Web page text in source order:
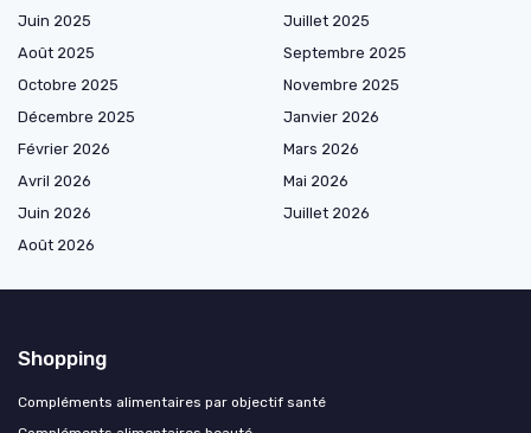
Juin 2025
Juillet 2025
Août 2025
Septembre 2025
Octobre 2025
Novembre 2025
Décembre 2025
Janvier 2026
Février 2026
Mars 2026
Avril 2026
Mai 2026
Juin 2026
Juillet 2026
Août 2026
Shopping
Compléments alimentaires par objectif santé